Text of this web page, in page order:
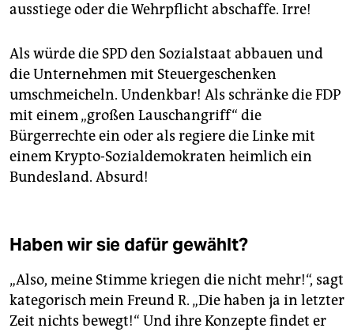
ausstiege oder die Wehrpflicht abschaffe. Irre!
Als würde die SPD den Sozialstaat abbauen und
die Unternehmen mit Steuergeschenken
umschmeicheln. Undenkbar! Als schränke die FDP
mit einem „großen Lauschangriff“ die
Bürgerrechte ein oder als regiere die Linke mit
einem Krypto-Sozialdemokraten heimlich ein
Bundesland. Absurd!
Haben wir sie dafür gewählt?
„Also, meine Stimme kriegen die nicht mehr!“, sagt
kategorisch mein Freund R. „Die haben ja in letzter
Zeit nichts bewegt!“ Und ihre Konzepte findet er